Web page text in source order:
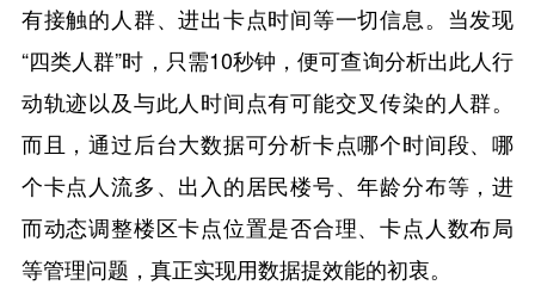
有接触的人群、进出卡点时间等一切信息。当发现
“四类人群”时，只需10秒钟，便可查询分析出此人行
动轨迹以及与此人时间点有可能交叉传染的人群。
而且，通过后台大数据可分析卡点哪个时间段、哪
个卡点人流多、出入的居民楼号、年龄分布等，进
而动态调整楼区卡点位置是否合理、卡点人数布局
等管理问题，真正实现用数据提效能的初衷。